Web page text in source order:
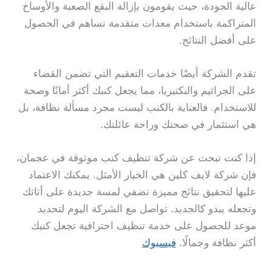
عالية الجودة، حيث يقومون بإزالة البقع الصعبة والأوساخ
المتراكمة باستخدام معدات متقدمة تساهم في الحصول
على أفضل النتائج.
تقدم الشركة أيضًا خدمات التعقيم التي تضمن القضاء
على الجراثيم والبكتيريا، مما يجعل كنبك أكثر أمانًا وصحة
للاستخدام. فالعناية بالكنب ليست مجرد مسألة نظافة، بل
هي استثمار في صحتك وراحة عائلتك.
إذا كنت تبحث عن شركة تنظيف كنب موثوقة في عجمان،
فإن شركة لايف كلين هي الخيار الأمثل. يمكنك الاعتماد
عليها لتحقيق نتائج مميزة تضفي لمسة جديدة على أثاثك
وتجعله يبدو كالجديد. تواصل مع الشركة اليوم لتحديد
موعد للحصول على خدمة تنظيف احترافية تجعل كنبك
أكثر نظافة وجمالًا. فيسبوك